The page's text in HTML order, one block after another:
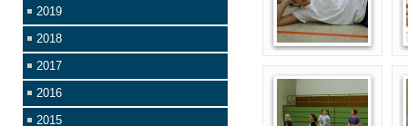
2019
2018
2017
2016
2015